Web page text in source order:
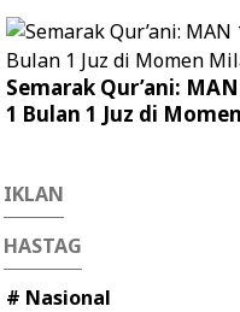
Semarak Qur’ani:
1 Bulan 1 Juz di
IKLAN
HASTAG
# Nasional